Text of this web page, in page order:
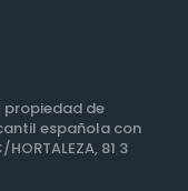
propiedad de
española con
81 3